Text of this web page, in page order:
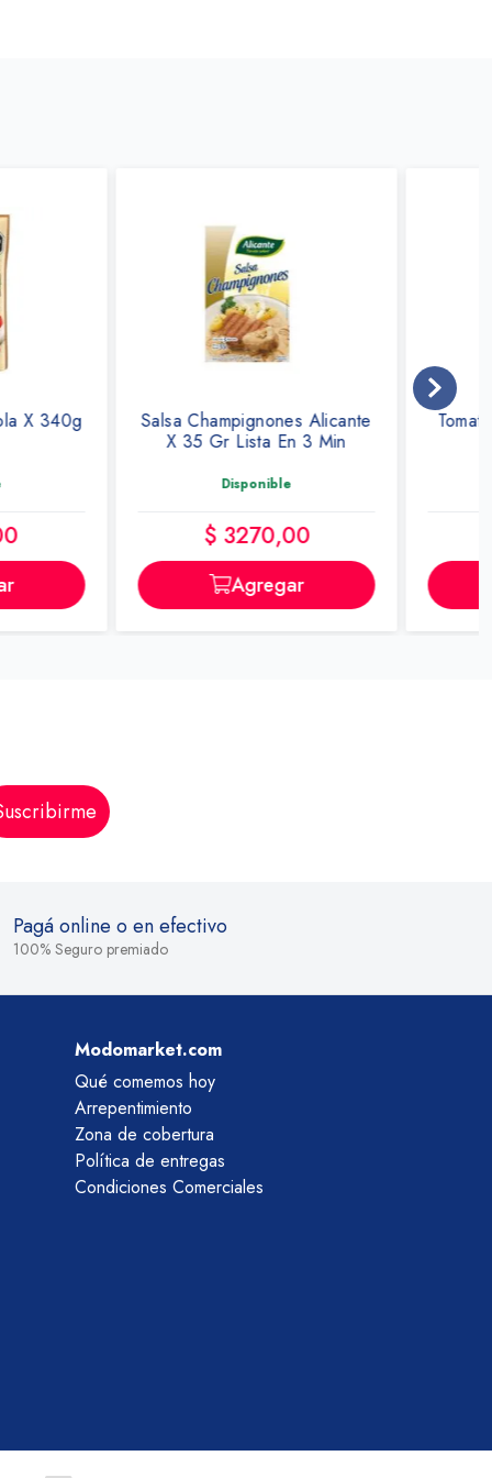
Alicante
3270,00
Agregar
Tomate Triturado Profecia X
500 Gr
$ 2050,00
Agregar
Pagá online o en efectivo
100% Seguro premiado
Modomarket.com
Qué comemos hoy
Arrepentimiento
Zona de cobertura
Política de entregas
Condiciones Comerciales